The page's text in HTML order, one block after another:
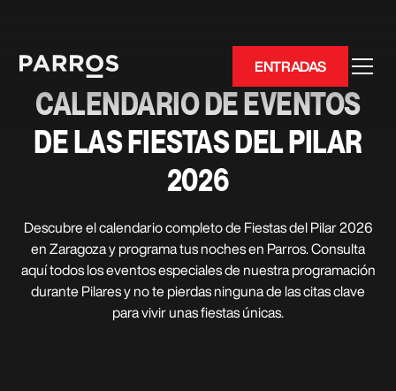
ENTRADAS
CALENDARIO DE EVENTOS
DE LAS FIESTAS DEL PILAR
2026
Descubre el calendario completo de Fiestas del Pilar 2026
en Zaragoza y programa tus noches en Parros. Consulta
aquí todos los eventos especiales de nuestra programación
durante Pilares y no te pierdas ninguna de las citas clave
para vivir unas fiestas únicas.